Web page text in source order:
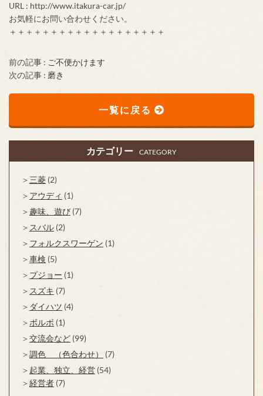
URL : http://www.itakura-car.jp/
お気軽にお問い合わせください。
＋＋＋＋＋＋＋＋＋＋＋＋＋＋＋＋＋＋＋
前の記事 : ご不便かけます
次の記事 : 磨き
一覧に戻る
カテゴリー CATEGORY
三菱 (2)
アウディ (1)
趣味、遊び (7)
スバル (2)
フォルクスワーゲン (1)
車検 (5)
プジョー (1)
スズキ (7)
ダイハツ (4)
ボルボ (1)
交流会など (99)
調色 （色合わせ）
(7)
起業、独立、経営 (54)
経営者 (7)